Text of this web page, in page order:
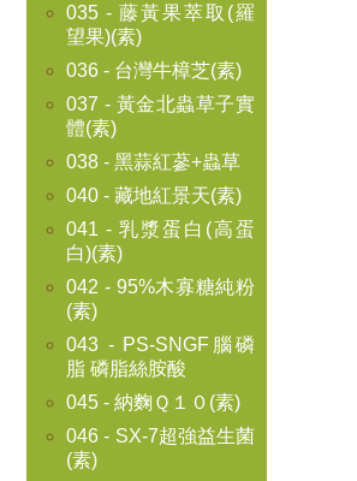
035 - 藤黃果萃取(羅
望果)(素)
036 - 台灣牛樟芝(素)
037 - 黃金北蟲草子實
體(素)
038 - 黑蒜紅蔘+蟲草
040 - 藏地紅景天(素)
041 - 乳漿蛋白(高蛋
白)(素)
042 - 95%木寡糖純粉
(素)
043 - PS-SNGF腦磷
脂 磷脂絲胺酸
045 - 納麴Ｑ１０(素)
046 - SX-7超強益生菌
(素)